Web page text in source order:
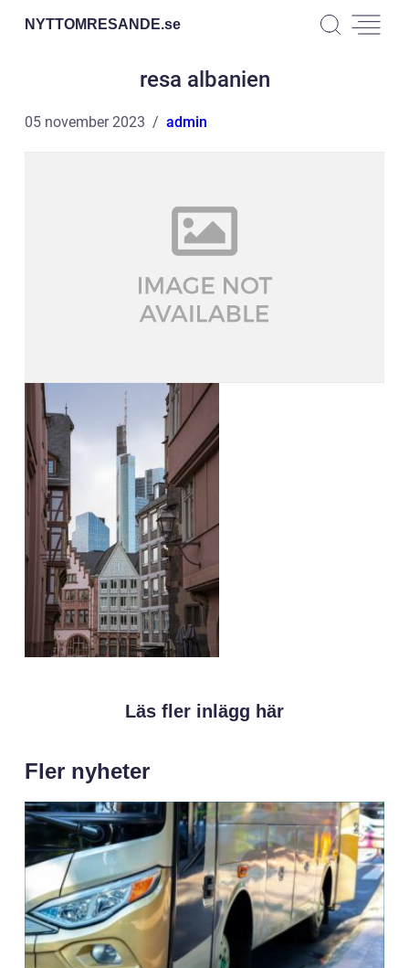
NYTTOMRESANDE.se
resa albanien
05 november 2023 admin
Läs fler inlägg här
Fler nyheter